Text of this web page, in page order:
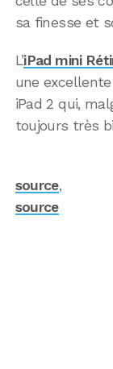
sa finesse et
L’iPad mini
une
iPad 2 qui,
toujours très
source,
source